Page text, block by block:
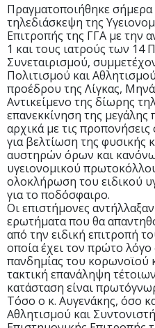
Πραγματοποιήθηκε
τηλεδιάσκεψη της
Επιτροπής της ΓΓΑ με την
1 και τους ιατρούς των 14
Συνεταιρισμού,
Πολιτισμού και
προέδρου της Λίγκας,
Αντικείμενο της δίωρης
επανεκκίνηση της μεγάλης
αρχικά με τις
για βελτίωση της φυσικής
αυστηρών όρων και
υγειονομικού
ολοκλήρωση του ειδικού
για το ποδόσφαιρο.
Οι επιστήμονες
ερωτήματα που θα
από την ειδική επιτροπή
οποία έχει τον πρώτο λόγο
πανδημίας του κορωνοϊού
τακτική επανάληψη
κατάσταση είναι
Τόσο ο κ. Αυγενάκης, όσο
Αθλητισμού και